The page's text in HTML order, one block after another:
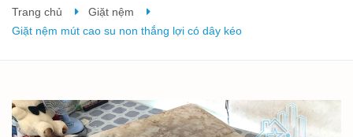
Trang chủ
Giặt nệm
Giặt nệm mút cao su non thắng lợi có dây kéo